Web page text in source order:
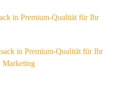
in Premium-Qualität für Ihr